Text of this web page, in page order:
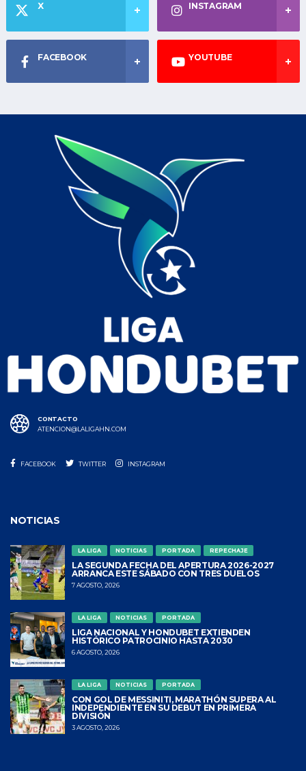
X INSTAGRAM
FACEBOOK YOUTUBE
CONTACTO
ATENCION@LALIGAHN.COM
FACEBOOK TWITTER INSTAGRAM
NOTICIAS
LA LIGA NOTICIAS PORTADA REPECHAJE
LA SEGUNDA FECHA DEL APERTURA 2026-2027
ARRANCA ESTE SÁBADO CON TRES DUELOS
7 AGOSTO, 2026
LA LIGA NOTICIAS PORTADA
LIGA NACIONAL Y HONDUBET EXTIENDEN
HISTÓRICO PATROCINIO HASTA 2030
6 AGOSTO, 2026
LA LIGA NOTICIAS PORTADA
CON GOL DE MESSINITI, MARATHÓN SUPERA AL
INDEPENDIENTE EN SU DEBUT EN PRIMERA
DIVISIÓN
3 AGOSTO, 2026